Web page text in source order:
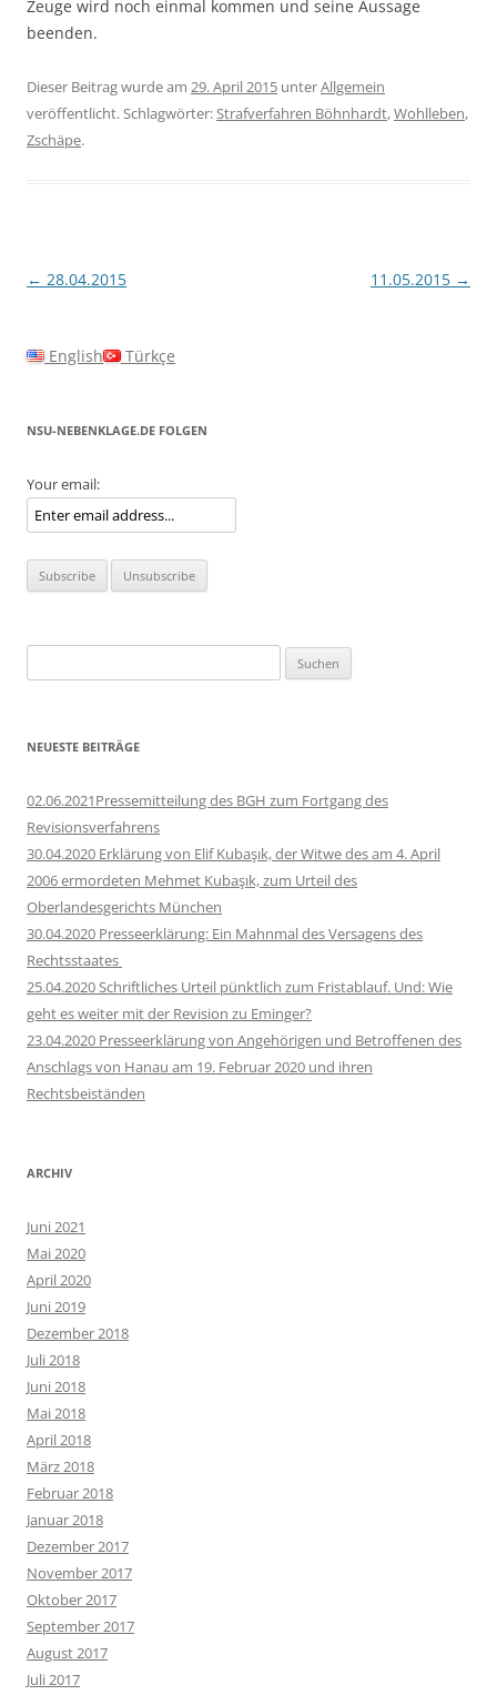
Zeuge wird noch einmal kommen und seine Aussage
beenden.
Dieser Beitrag wurde am 29. April 2015 unterAllgemein
veröffentlicht. Schlagwörter:Strafverfahren Böhnhardt,Wohlleben,
Zschäpe.
Beitragsnavigation
← 28.04.2015 11.05.2015 →
English Türkçe
NSU-NEBENKLAGE.DE FOLGEN
Your email:
nach:
NEUESTE BEITRÄGE
02.06.2021Pressemitteilung des BGH zum Fortgang des
Revisionsverfahrens
30.04.2020 Erklärung von Elif Kubaşık, der Witwe des am 4. April
2006 ermordeten Mehmet Kubaşık, zum Urteil des
Oberlandesgerichts München
30.04.2020 Presseerklärung: Ein Mahnmal des Versagens des
Rechtsstaates
25.04.2020 Schriftliches Urteil pünktlich zum Fristablauf. Und: Wie
geht es weiter mit der Revision zu Eminger?
23.04.2020 Presseerklärung von Angehörigen und Betroffenen des
Anschlags von Hanau am 19. Februar 2020 und ihren
Rechtsbeiständen
ARCHIV
Juni 2021
Mai 2020
April 2020
Juni 2019
Dezember 2018
Juli 2018
Juni 2018
Mai 2018
April 2018
März 2018
Februar 2018
Januar 2018
Dezember 2017
November 2017
Oktober 2017
September 2017
August 2017
Juli 2017